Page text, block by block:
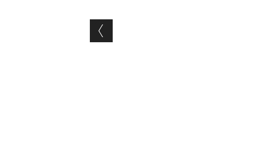
Post navigation